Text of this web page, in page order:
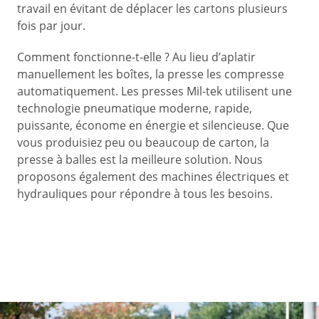
travail en évitant de déplacer les cartons plusieurs
fois par jour.
Comment fonctionne-t-elle ? Au lieu d’aplatir
manuellement les boîtes, la presse les compresse
automatiquement. Les presses Mil-tek utilisent une
technologie pneumatique moderne, rapide,
puissante, économe en énergie et silencieuse. Que
vous produisiez peu ou beaucoup de carton, la
presse à balles est la meilleure solution. Nous
proposons également des machines électriques et
hydrauliques pour répondre à tous les besoins.